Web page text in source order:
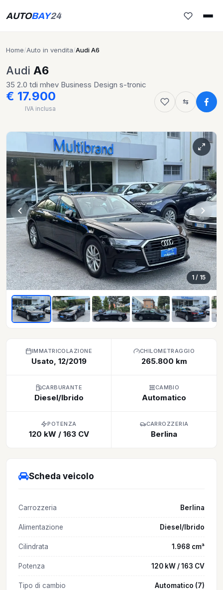
AUTOBAY24
Home/Auto in vendita/Audi A6
Audi A6
35 2.0 tdi mhev Business Design s-tronic
€ 17.900
IVA inclusa
1 / 15
IMMATRICOLAZIONE
Usato, 12/2019
CHILOMETRAGGIO
265.800 km
CARBURANTE
Diesel/Ibrido
CAMBIO
Automatico
POTENZA
120 kW / 163 CV
CARROZZERIA
Berlina
Scheda veicolo
Carrozzeria Berlina
Alimentazione Diesel/Ibrido
Cilindrata 1.968 cm³
Potenza 120 kW / 163 CV
Tipo di cambio Automatico (7)